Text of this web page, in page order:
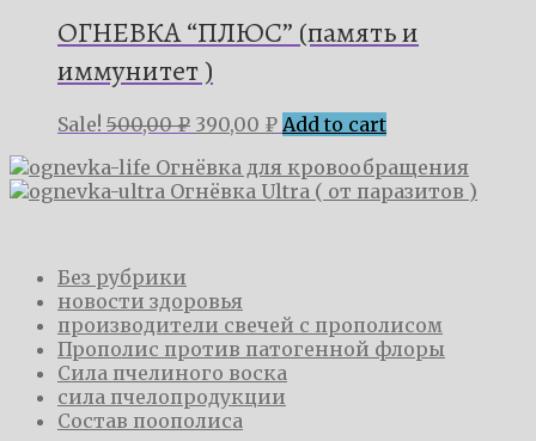
ОГНЕВКА “ПЛЮС” (память и
иммунитет )
Sale! 500,00₽ 390,00 ₽ Add to cart
Огнёвка для кровообращения
Огнёвка Ultra ( от паразитов )
Без рубрики
новости здоровья
производители свечей с прополисом
Прополис против патогенной флоры
Сила пчелиного воска
сила пчелопродукции
Состав поополиса